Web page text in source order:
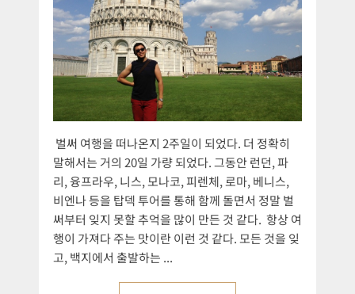
벌써 여행을 떠나온지 2주일이 되었다. 더 정확히
말해서는 거의 20일 가량 되었다. 그동안 런던, 파
리, 융프라우, 니스, 모나코, 피렌체, 로마, 베니스,
비엔나 등을 탑덱 투어를 통해 함께 돌면서 정말 벌
써부터 잊지 못할 추억을 많이 만든 것 같다. 항상 여
행이 가져다 주는 맛이란 이런 것 같다. 모든 것을 잊
고, 백지에서 출발하는 ...